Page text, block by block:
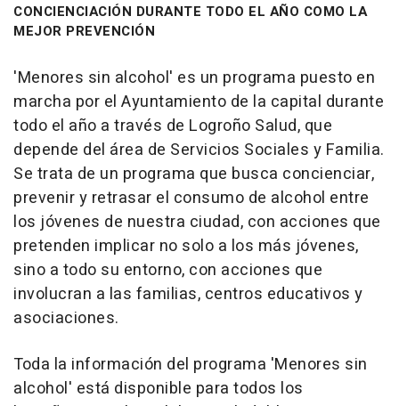
CONCIENCIACIÓN DURANTE TODO EL AÑO COMO LA
MEJOR PREVENCIÓN
'Menores sin alcohol' es un programa puesto en
marcha por el Ayuntamiento de la capital durante
todo el año a través de Logroño Salud, que
depende del área de Servicios Sociales y Familia.
Se trata de un programa que busca concienciar,
prevenir y retrasar el consumo de alcohol entre
los jóvenes de nuestra ciudad, con acciones que
pretenden implicar no solo a los más jóvenes,
sino a todo su entorno, con acciones que
involucran a las familias, centros educativos y
asociaciones.
Toda la información del programa 'Menores sin
alcohol' está disponible para todos los